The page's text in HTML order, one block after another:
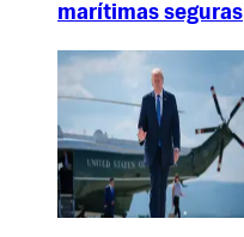
marítimas seguras